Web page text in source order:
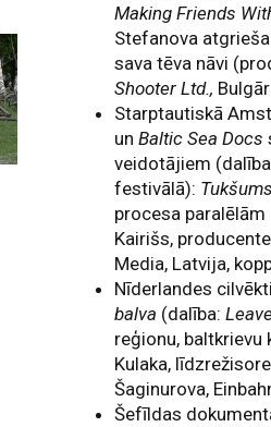
Making Friends
Stefanova
sava tēva nāvi
Shooter Ltd.,
Starptautiskā
unBaltic Sea Docs
veidotājiem
festivālā):
procesa
Kairišs,
Media, Latvija,
Nīderlandes
balva (dalība:
reģionu, baltkrievu
Kulaka,
Šaginurova,
Šefīldas